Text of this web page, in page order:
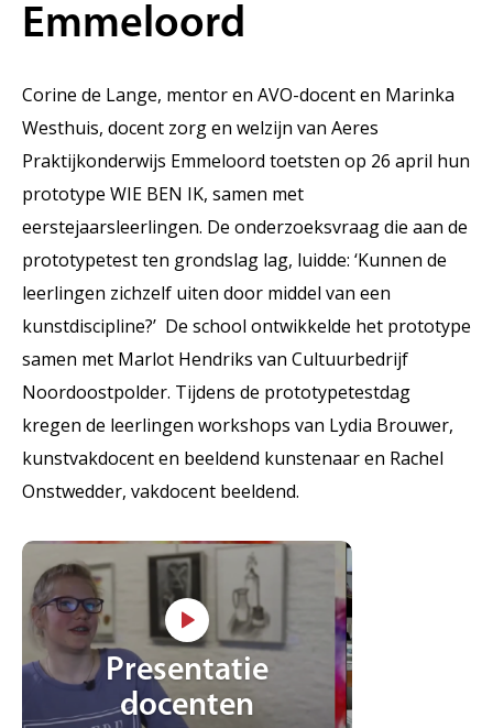
Emmeloord
Corine de Lange, mentor en AVO-docent en Marinka
Westhuis, docent zorg en welzijn van Aeres
Praktijkonderwijs Emmeloord toetsten op 26 april hun
prototype WIE BEN IK, samen met
eerstejaarsleerlingen. De onderzoeksvraag die aan de
prototypetest ten grondslag lag, luidde: ‘Kunnen de
leerlingen zichzelf uiten door middel van een
kunstdiscipline?’ De school ontwikkelde het prototype
samen met Marlot Hendriks van Cultuurbedrijf
Noordoostpolder. Tijdens de prototypetestdag
kregen de leerlingen workshops van Lydia Brouwer,
kunstvakdocent en beeldend kunstenaar en Rachel
Onstwedder, vakdocent beeldend.
Presentatie
docenten